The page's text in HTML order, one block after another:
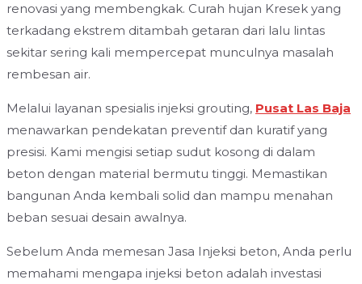
renovasi yang membengkak. Curah hujan Kresek yang
terkadang ekstrem ditambah getaran dari lalu lintas
sekitar sering kali mempercepat munculnya masalah
rembesan air.
Melalui layanan spesialis injeksi grouting, Pusat Las Baja
menawarkan pendekatan preventif dan kuratif yang
presisi. Kami mengisi setiap sudut kosong di dalam
beton dengan material bermutu tinggi. Memastikan
bangunan Anda kembali solid dan mampu menahan
beban sesuai desain awalnya.
Sebelum Anda memesan Jasa Injeksi beton, Anda perlu
memahami mengapa injeksi beton adalah investasi